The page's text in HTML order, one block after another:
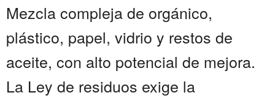
Mezcla compleja de orgánico,
plástico, papel, vidrio y restos de
aceite, con alto potencial de mejora.
La Ley de residuos exige la